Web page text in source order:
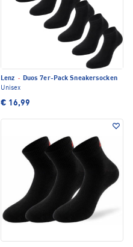
Lenz · Duos 7er-Pack Sneakersocken
Unisex
€ 16,99